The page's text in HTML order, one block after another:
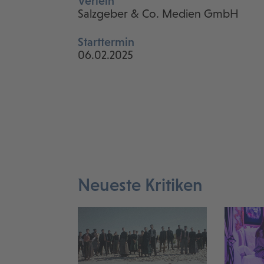
Salzgeber & Co. Medien GmbH
Starttermin
06.02.2025
Neueste Kritiken